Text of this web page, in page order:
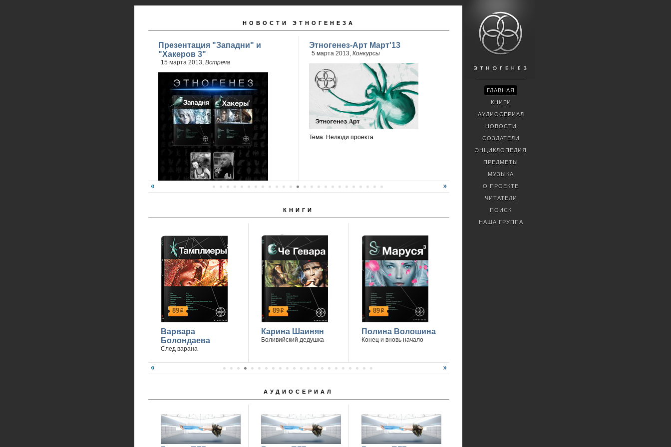
НОВОСТИ ЭТНОГЕНЕЗА
Презентация "Западни" и
"Хакеров 3"
15 марта 2013, Встреча
Этногенез-Арт Март'13
5 марта 2013, Конкурсы
Тема: Нелюди проекта
КНИГИ
89р
Варвара
Болондаева
След варана
89р
Карина Шаинян
Боливийский дедушка
89р
Полина Волошина
Конец и вновь начало
АУДИОСЕРИАЛ
ГЛАВНАЯ
КНИГИ
АУДИОСЕРИАЛ
НОВОСТИ
СОЗДАТЕЛИ
ЭНЦИКЛОПЕДИЯ
ПРЕДМЕТЫ
МУЗЫКА
О ПРОЕКТЕ
ЧИТАТЕЛИ
ПОИСК
НАША ГРУППА